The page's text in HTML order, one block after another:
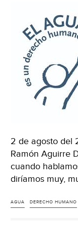
2 de agosto del
Ramón Aguirre
cuando
diríamos muy,
AGUA DERECHO HUMANO